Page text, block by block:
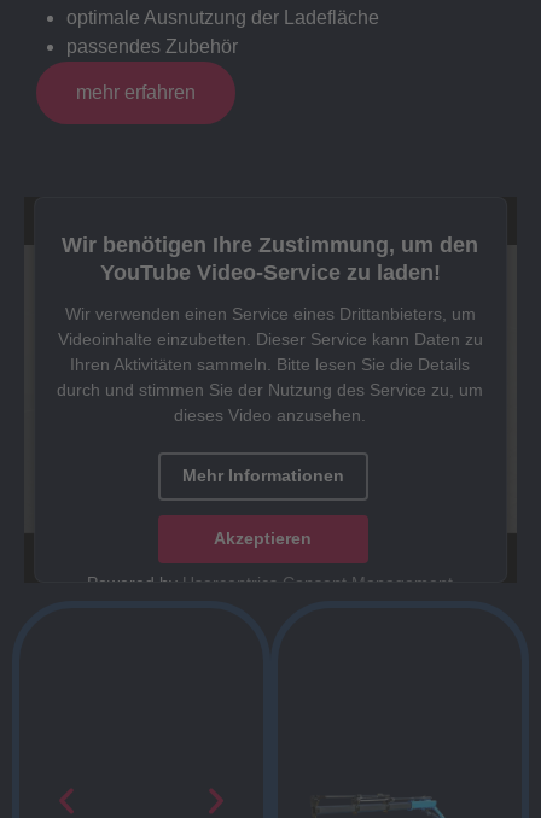
optimale Ausnutzung der Ladefläche
passendes Zubehör
mehr erfahren
Wir benötigen Ihre Zustimmung, um den
YouTube Video-Service zu laden!
Wir verwenden einen Service eines Drittanbieters, um
Videoinhalte einzubetten. Dieser Service kann Daten zu
Ihren Aktivitäten sammeln. Bitte lesen Sie die Details
durch und stimmen Sie der Nutzung des Service zu, um
dieses Video anzusehen.
Mehr Informationen
Akzeptieren
Powered by Usercentrics Consent Management